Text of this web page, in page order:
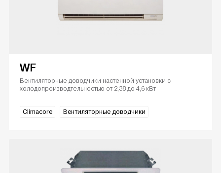
WF
Вентиляторные доводчики настенной установки с
холодопроизводтельностью от 2,38 до 4,6 кВт
Climacore Вентиляторные доводчики